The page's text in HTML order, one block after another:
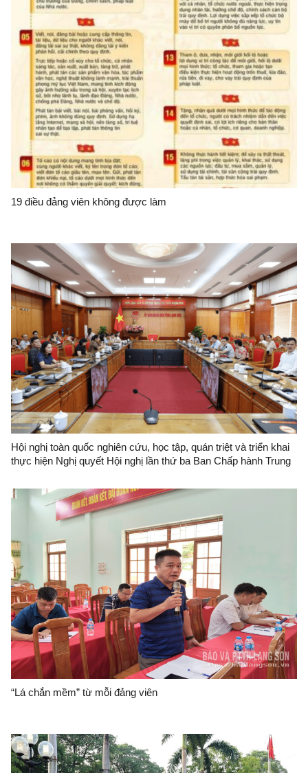
19 điều đảng viên không được làm
Hội nghị toàn quốc nghiên cứu, học tập, quán triệt và triển khai
thực hiện Nghị quyết Hội nghị lần thứ ba Ban Chấp hành Trung
“Lá chắn mềm” từ mỗi đảng viên